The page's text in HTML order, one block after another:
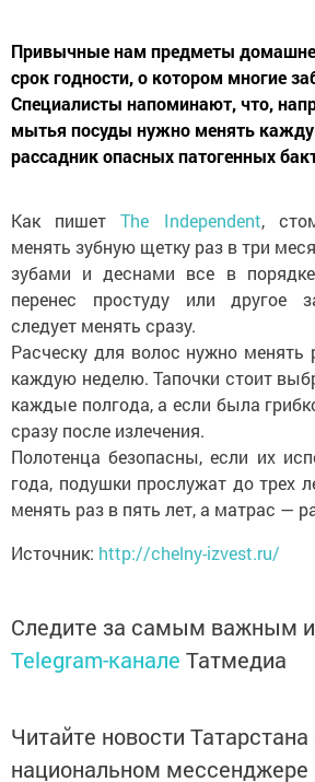
Привычные нам предметы
срок годности, о котором многие
Специалисты напоминают, что,
мытья посуды нужно менять
рассадник опасных патогенных
Как пишетThe Independent,
менять зубную щетку раз в три
зубами и деснами все в
перенес простуду или другое
следует менять сразу.
Расческу для волос нужно менять
каждую неделю. Тапочки стоит
каждые полгода, а если была
сразу после излечения.
Полотенца безопасны, если их
года, подушки прослужат до трех
менять раз в пять лет, а матрас —
Источник: http://chelny-izvest.ru/
Следите за самым важным
Telegram-канале Татмедиа
Читайте новости Татарстана
национальном